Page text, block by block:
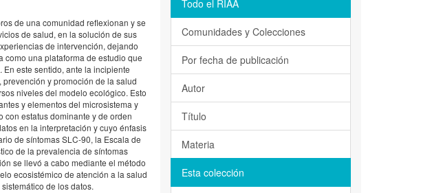
de una comunidad reflexionan y se
de salud, en la solución de sus
de intervención, dejando
una plataforma de estudio que
este sentido, ante la incipiente
y promoción de la salud
niveles del modelo ecológico. Esto
y elementos del microsistema y
con estatus dominante y de orden
en la interpretación y cuyo énfasis
de síntomas SLC-90, la Escala de
de la prevalencia de síntomas
se llevó a cabo mediante el método
ecosistémico de atención a la salud
de los datos.
Todo el RIAA
Comunidades y Colecciones
Por fecha de publicación
Autor
Título
Materia
Esta colección